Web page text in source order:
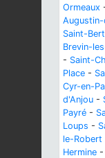
Ormeaux
Saint-
Brevin-
- Saint-
Place -
Cyr-en-
d'Anjou -
Payré -
Loups -
le-Robert
Hermine -